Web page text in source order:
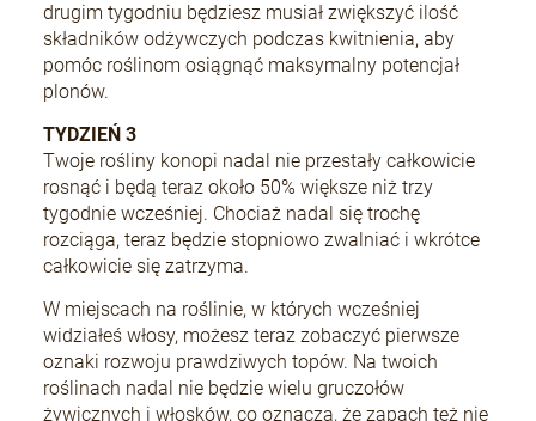
drugim tygodniu będziesz musiał zwiększyć ilość
składników odżywczych podczas kwitnienia, aby
pomóc roślinom osiągnąć maksymalny potencjał
plonów.
TYDZIEŃ 3
Twoje rośliny konopi nadal nie przestały całkowicie
rosnąć i będą teraz około 50% większe niż trzy
tygodnie wcześniej. Chociaż nadal się trochę
rozciąga, teraz będzie stopniowo zwalniać i wkrótce
całkowicie się zatrzyma.
W miejscach na roślinie, w których wcześniej
widziałeś włosy, możesz teraz zobaczyć pierwsze
oznaki rozwoju prawdziwych topów. Na twoich
roślinach nadal nie będzie wielu gruczołów
żywicznych i włosków, co oznacza, że zapach też nie